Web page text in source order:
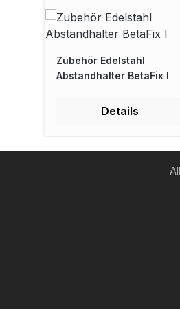
Zubehör Edelstahl
Abstandhalter BetaFix I
Details